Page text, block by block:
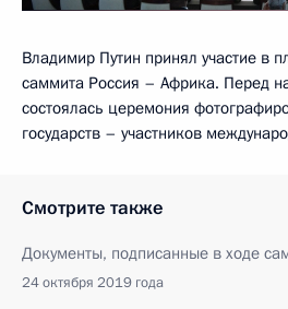
Владимир Путин принял участие в
саммита Россия – Африка. Перед
состоялась церемония
государств – участников
Смотрите также
Документы, подписанные в ходе
24 октября 2019 года